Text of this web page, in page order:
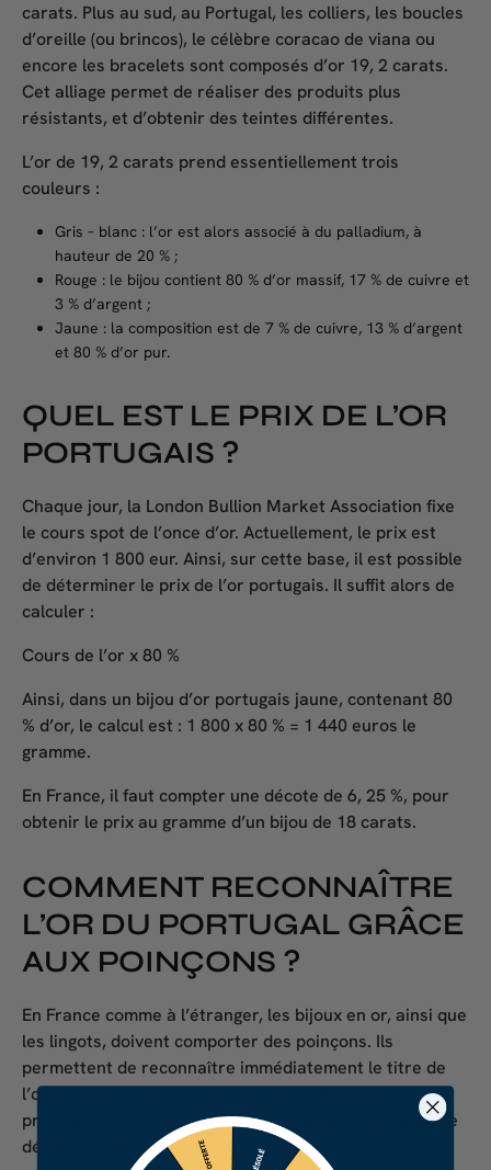
carats. Plus au sud, au Portugal, les colliers, les boucles
d’oreille (ou brincos), le célèbre coracao de viana ou
encore les bracelets sont composés d’or 19, 2 carats.
Cet alliage permet de réaliser des produits plus
résistants, et d’obtenir des teintes différentes.
L’or de 19, 2 carats prend essentiellement trois
couleurs :
Gris – blanc : l’or est alors associé à du palladium, à
hauteur de 20 % ;
Rouge : le bijou contient 80 % d’or massif, 17 % de cuivre et
3 % d’argent ;
Jaune : la composition est de 7 % de cuivre, 13 % d’argent
et 80 % d’or pur.
QUEL EST LE PRIX DE L’OR
PORTUGAIS ?
Chaque jour, la London Bullion Market Association fixe
le cours spot de l’once d’or. Actuellement, le prix est
d’environ 1 800 eur. Ainsi, sur cette base, il est possible
de déterminer le prix de l’or portugais. Il suffit alors de
calculer :
Cours de l’or x 80 %
Ainsi, dans un bijou d’or portugais jaune, contenant 80
% d’or, le calcul est : 1 800 x 80 % = 1 440 euros le
gramme.
En France, il faut compter une décote de 6, 25 %, pour
obtenir le prix au gramme d’un bijou de 18 carats.
COMMENT RECONNAÎTRE
L’OR DU PORTUGAL GRÂCE
AUX POINÇONS ?
En France comme à l’étranger, les bijoux en or, ainsi que
les lingots, doivent comporter des poinçons. Ils
permettent de reconnaître immédiatement le titre de
l’objet. C’est le bureau des garanties des métaux
précieux, situé à Lisbonne et à Porto, qui est chargé de
définir les marques.